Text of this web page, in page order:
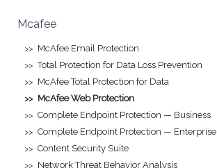
Mcafee
McAfee Email Protection
Total Protection for Data Loss Prevention
McAfee Total Protection for Data
McAfee Web Protection
Complete Endpoint Protection — Business
Complete Endpoint Protection — Enterprise
Content Security Suite
Network Threat Behavior Analysis